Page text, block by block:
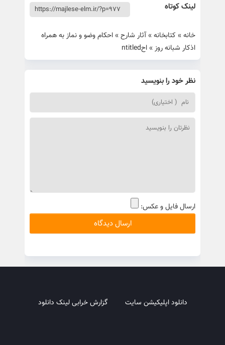
لینک کوتاه
خانه» کتابخانه»آثار شارح» احکام وضو و نماز به همراه
اذکار شبانه روز» احntitled
نظر خود را بنویسید
ارسال فایل و عکس:
دانلود اپلیکیشن سایت گزارش خرابی لینک دانلود